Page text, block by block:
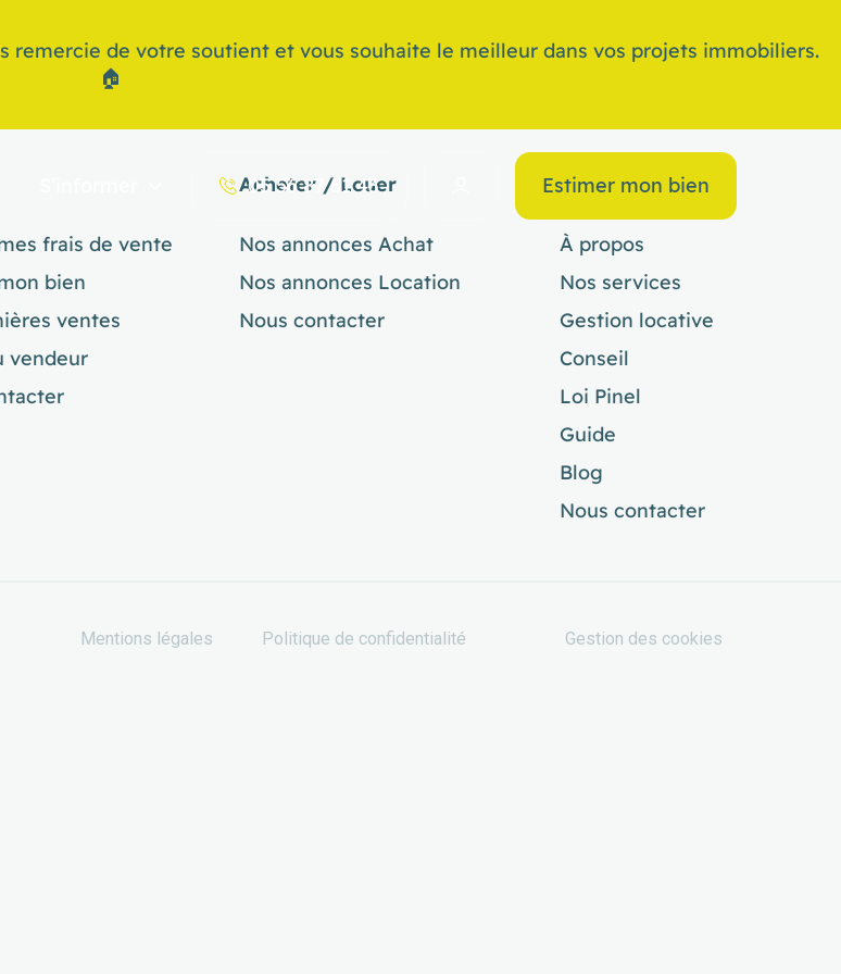
remercie de votre soutient et vous souhaite le meilleur dans vos projets immobiliers.
🏠
05 56 87 51 43 Estimer mon bien
frais de vente
bien
ventes
vendeur
Acheter / Louer
Nos annonces Achat
Nos annonces Location
Nous contacter
S’informer
À propos
Nos services
Gestion locative
Conseil
Loi Pinel
Guide
Blog
Nous contacter
Mentions légales Politique de confidentialité Gestion des cookies